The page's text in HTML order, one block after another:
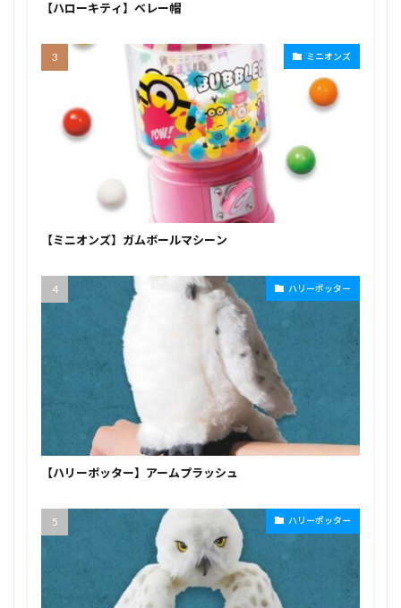
【ハローキティ】ベレー帽
ミニオンズ
【ミニオンズ】ガムボールマシーン
ハリーポッター
【ハリーポッター】アームプラッシュ
ハリーポッター